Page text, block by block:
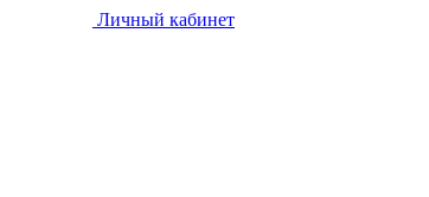
Личный кабинет